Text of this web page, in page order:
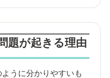
題が起きる理由
うに分かりやすいも